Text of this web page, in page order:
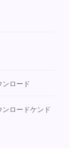
ロード
ロードケンド